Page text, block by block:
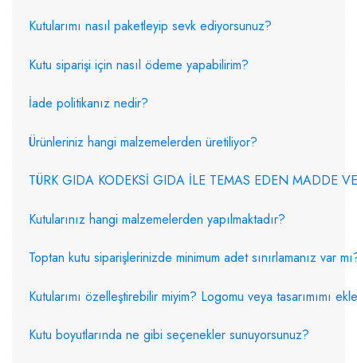
Kutularımı nasıl paketleyip sevk ediyorsunuz?
Kutu siparişi için nasıl ödeme yapabilirim?
İade politikanız nedir?
Ürünleriniz hangi malzemelerden üretiliyor?
Kutularınız hangi malzemelerden yapılmaktadır?
Toptan kutu siparişlerinizde minimum adet sınırlamanız var
Kutularımı özelleştirebilir miyim? Logomu veya tasarımımı
Kutu boyutlarında ne gibi seçenekler sunuyorsunuz?